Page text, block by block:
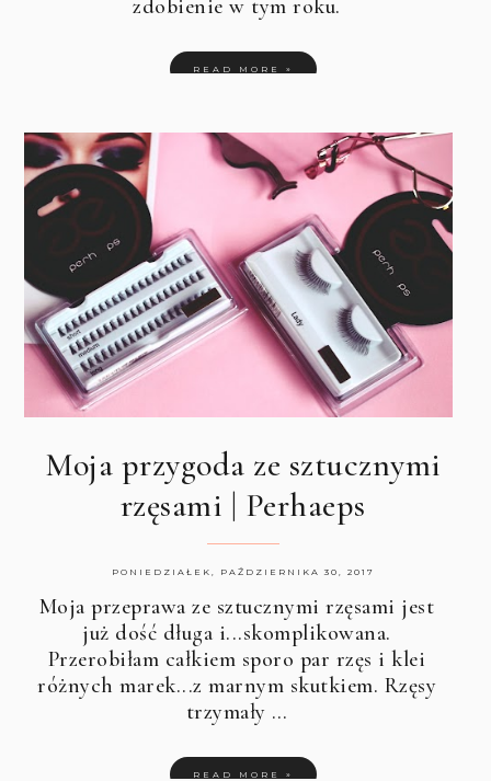
zdobienie w tym roku.
READ MORE »
Moja przygoda ze sztucznymi
rzęsami | Perhaeps
PONIEDZIAŁEK, PAŹDZIERNIKA 30, 2017
Moja przeprawa ze sztucznymi rzęsami jest
już dość długa i...skomplikowana.
Przerobiłam całkiem sporo par rzęs i klei
różnych marek...z marnym skutkiem. Rzęsy
trzymały …
READ MORE »